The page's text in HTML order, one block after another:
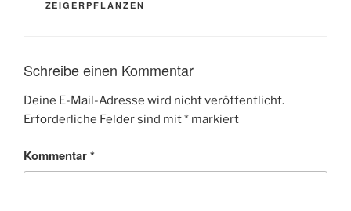
ZEIGERPFLANZEN
Schreibe einen Kommentar
Deine E-Mail-Adresse wird nicht veröffentlicht.
Erforderliche Felder sind mit* markiert
Kommentar*